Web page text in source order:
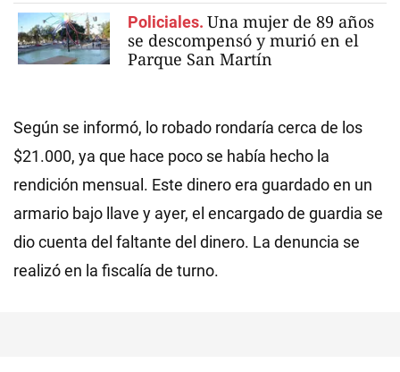
Policiales. Una mujer de 89 años
se descompensó y murió en el
Parque San Martín
Según se informó, lo robado rondaría cerca de los
$21.000, ya que hace poco se había hecho la
rendición mensual. Este dinero era guardado en un
armario bajo llave y ayer, el encargado de guardia se
dio cuenta del faltante del dinero. La denuncia se
realizó en la fiscalía de turno.